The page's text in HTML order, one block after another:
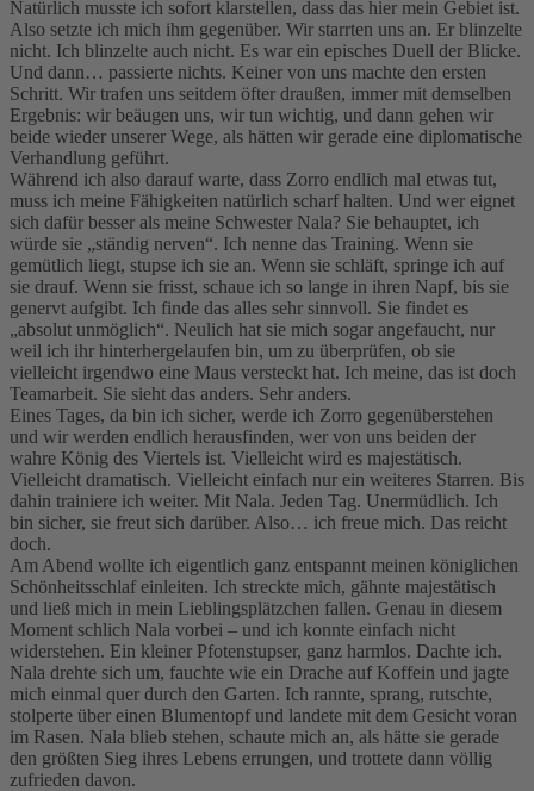
Natürlich musste ich sofort klarstellen, dass das hier mein Gebiet ist.
Also setzte ich mich ihm gegenüber. Wir starrten uns an. Er blinzelte
nicht. Ich blinzelte auch nicht. Es war ein episches Duell der Blicke.
Und dann… passierte nichts. Keiner von uns machte den ersten
Schritt. Wir trafen uns seitdem öfter draußen, immer mit demselben
Ergebnis: wir beäugen uns, wir tun wichtig, und dann gehen wir
beide wieder unserer Wege, als hätten wir gerade eine diplomatische
Verhandlung geführt.
Während ich also darauf warte, dass Zorro endlich mal etwas tut,
muss ich meine Fähigkeiten natürlich scharf halten. Und wer eignet
sich dafür besser als meine Schwester Nala? Sie behauptet, ich
würde sie „ständig nerven“. Ich nenne das Training. Wenn sie
gemütlich liegt, stupse ich sie an. Wenn sie schläft, springe ich auf
sie drauf. Wenn sie frisst, schaue ich so lange in ihren Napf, bis sie
genervt aufgibt. Ich finde das alles sehr sinnvoll. Sie findet es
„absolut unmöglich“. Neulich hat sie mich sogar angefaucht, nur
weil ich ihr hinterhergelaufen bin, um zu überprüfen, ob sie
vielleicht irgendwo eine Maus versteckt hat. Ich meine, das ist doch
Teamarbeit. Sie sieht das anders. Sehr anders.
Eines Tages, da bin ich sicher, werde ich Zorro gegenüberstehen
und wir werden endlich herausfinden, wer von uns beiden der
wahre König des Viertels ist. Vielleicht wird es majestätisch.
Vielleicht dramatisch. Vielleicht einfach nur ein weiteres Starren. Bis
dahin trainiere ich weiter. Mit Nala. Jeden Tag. Unermüdlich. Ich
bin sicher, sie freut sich darüber. Also… ich freue mich. Das reicht
doch.
Am Abend wollte ich eigentlich ganz entspannt meinen königlichen
Schönheitsschlaf einleiten. Ich streckte mich, gähnte majestätisch
und ließ mich in mein Lieblingsplätzchen fallen. Genau in diesem
Moment schlich Nala vorbei – und ich konnte einfach nicht
widerstehen. Ein kleiner Pfotenstupser, ganz harmlos. Dachte ich.
Nala drehte sich um, fauchte wie ein Drache auf Koffein und jagte
mich einmal quer durch den Garten. Ich rannte, sprang, rutschte,
stolperte über einen Blumentopf und landete mit dem Gesicht voran
im Rasen. Nala blieb stehen, schaute mich an, als hätte sie gerade
den größten Sieg ihres Lebens errungen, und trottete dann völlig
zufrieden davon.